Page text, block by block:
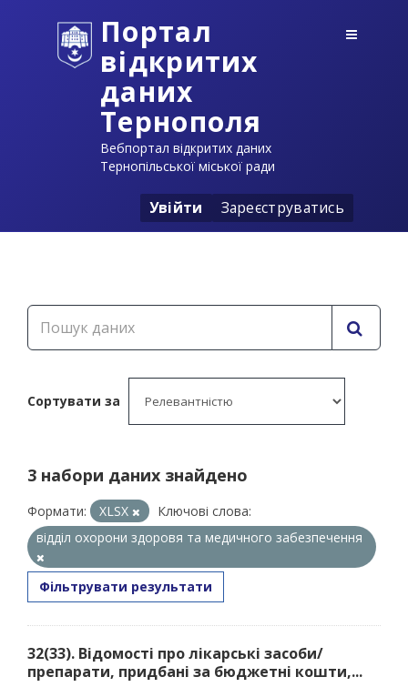
Портал
відкритих
даних
Тернополя
Вебпортал відкритих даних
Тернопільської міської ради
Увійти Зареєструватись
Сортувати за
3 набори даних знайдено
Формати: XLSX
Ключові слова:
відділ охорони здоровя та медичного забезпечення
Фільтрувати результати
32(33). Відомості про лікарські засоби/
препарати, придбані за бюджетні кошти,...